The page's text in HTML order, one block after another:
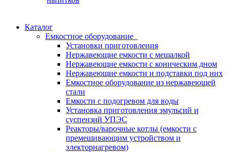
Каталог
Емкостное оборудование
Установки приготовления
Нержавеющие емкости с мешалкой
Нержавеющие емкости с коническим дном
Нержавеющие емкости и подставки под них
Емкостное оборудование из нержавеющей
стали
Емкости с подогревом для воды
Установка приготовления эмульсий и
суспензий УПЭС
Реакторы/варочные котлы (емкости с
премешивающим устройством и
электорнагревом)